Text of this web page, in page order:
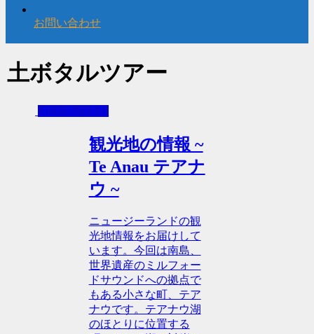
お問い合わせ
土ボタルツアー
-観光地の情報
観光地の情報 ~
Te Anau テアナ
ウ ~
ニュージーランドの観
光地情報をお届けして
います。今回は南島、
世界遺産のミルフォー
ドサウンドへの拠点で
もある小さな町、テア
ナウです。テアナウ湖
のほとりに位置する